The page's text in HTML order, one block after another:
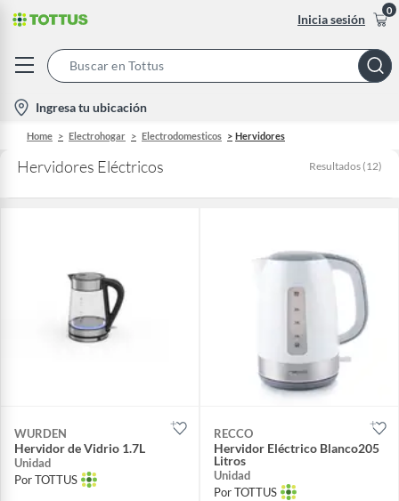
Inicia sesión
0
Bar
location-
icon
Ingresa tu ubicación
Home Electrohogar Electrodomesticos Hervidores
Hervidores Eléctricos Resultados (12)
WURDEN
Hervidor de Vidrio 1.7L
Unidad
Por TOTTUS
RECCO
Hervidor Eléctrico Blanco205
Litros
Unidad
Por TOTTUS